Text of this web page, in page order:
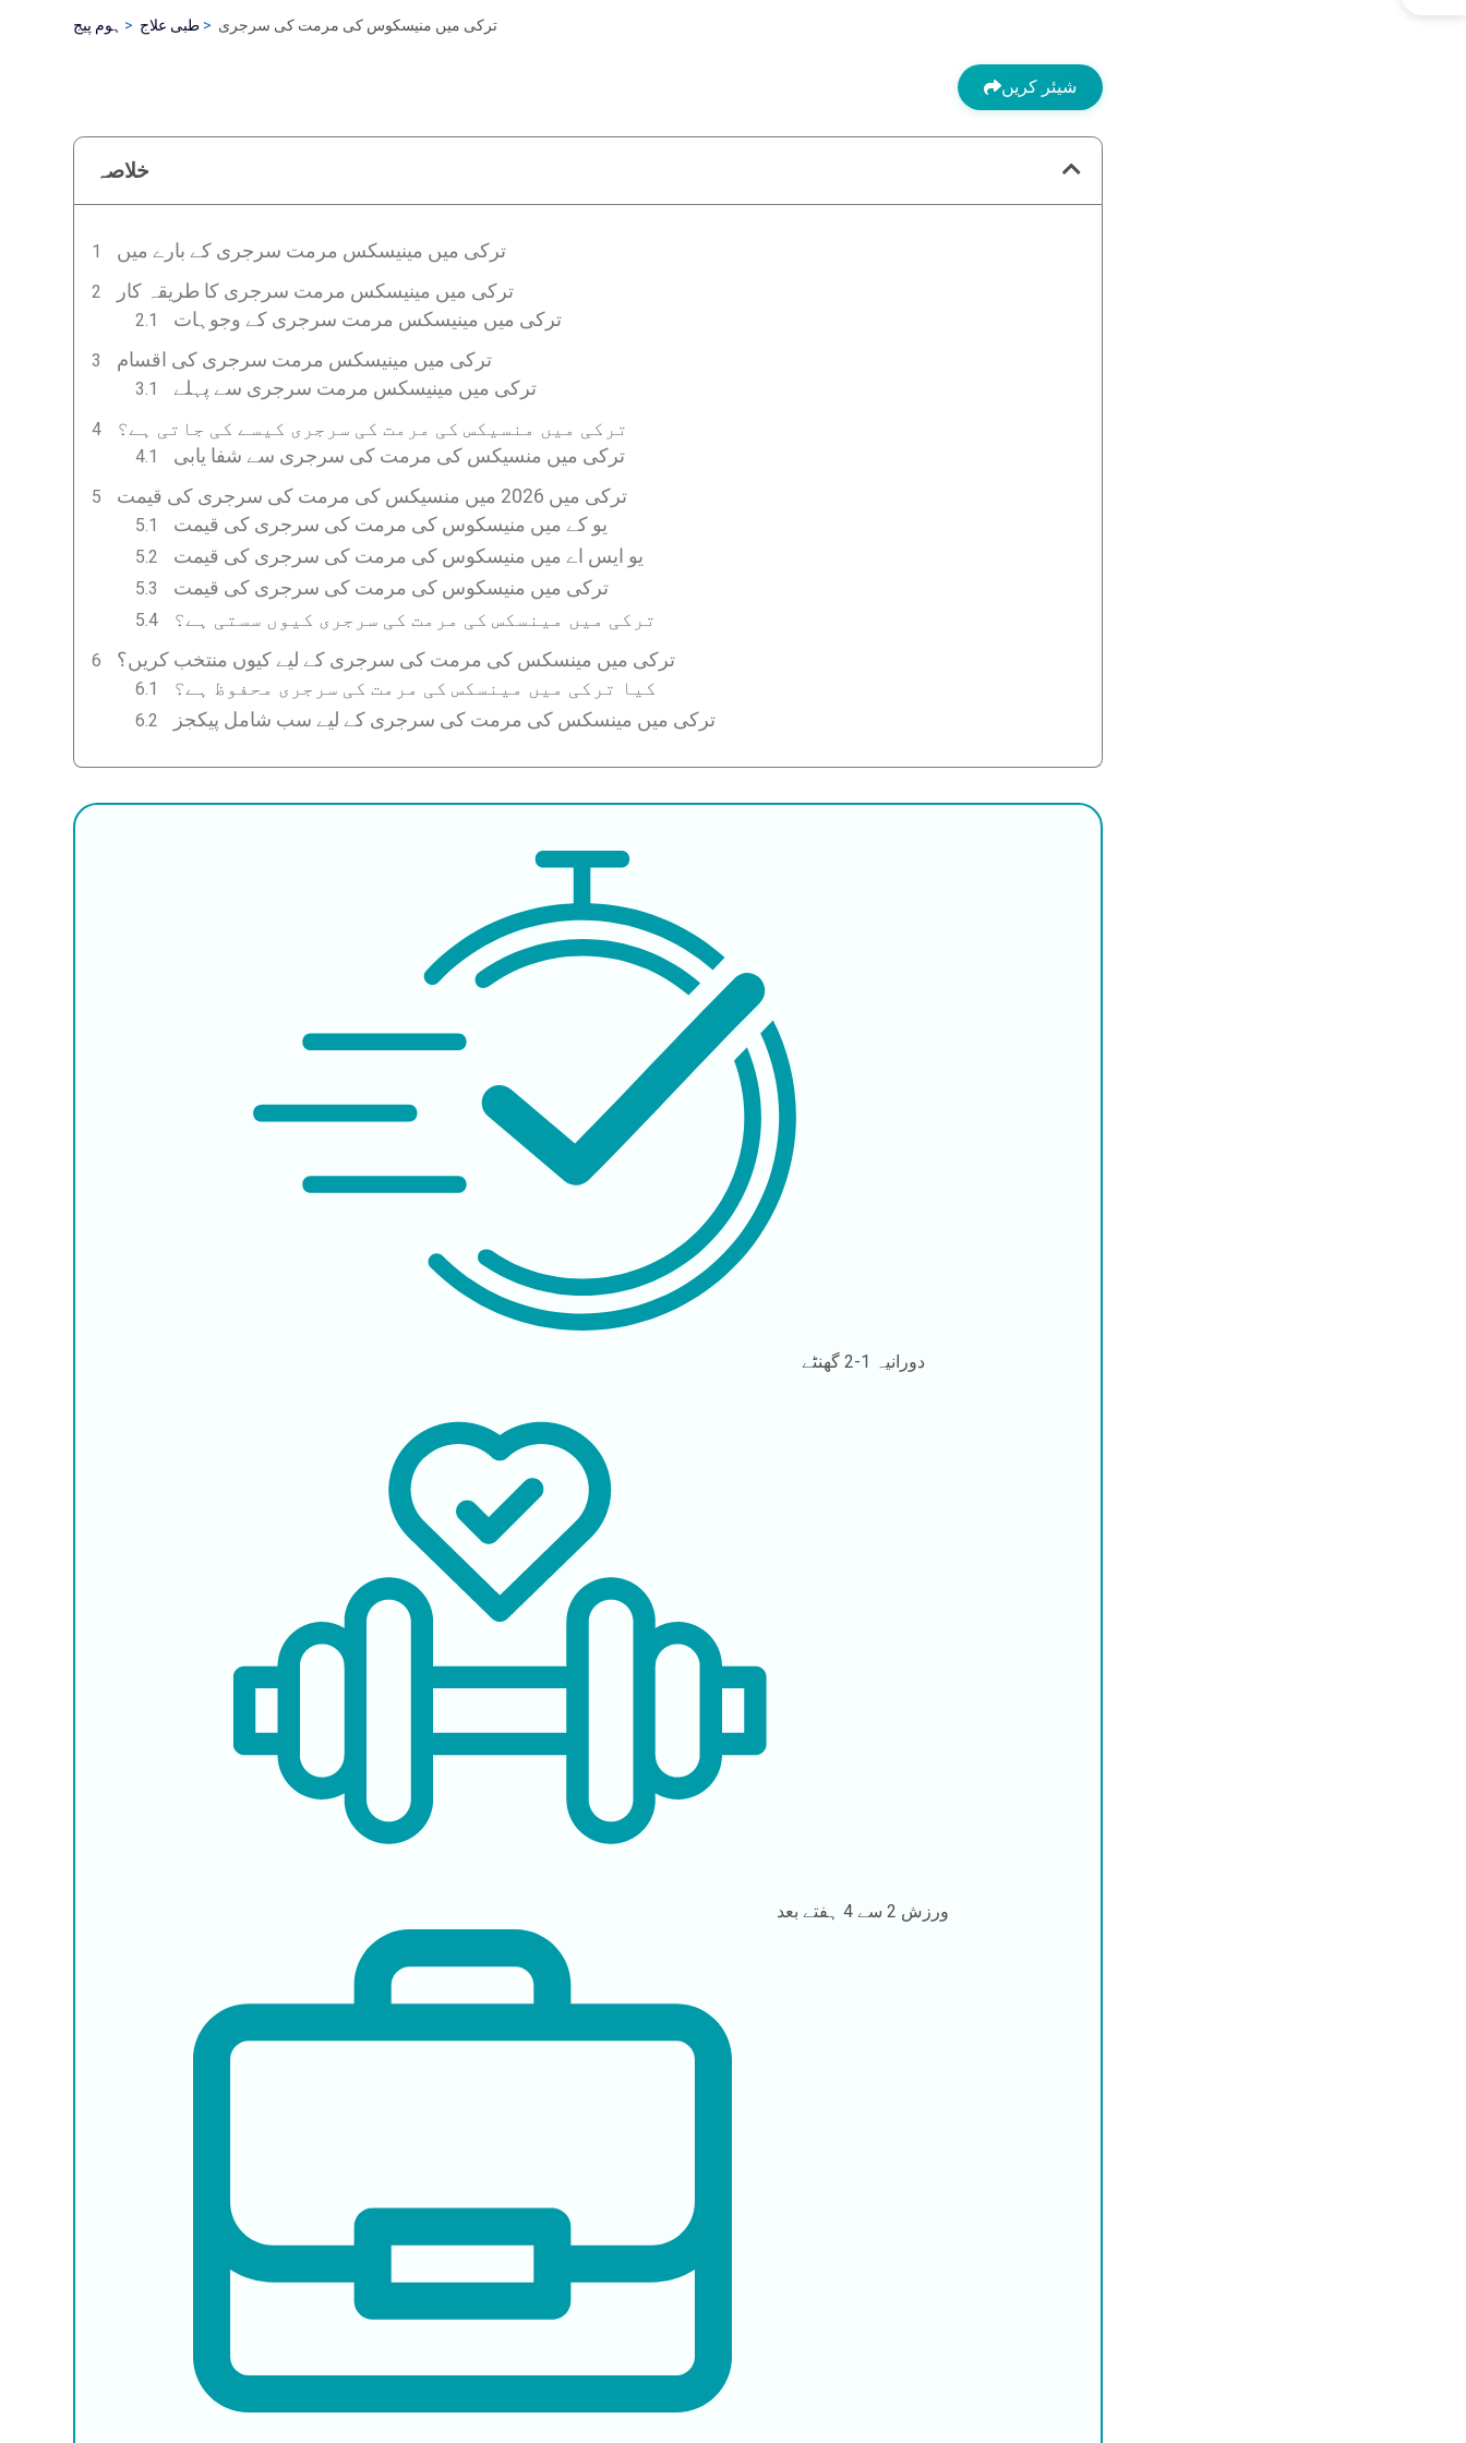
ہوم پیج طبی علاج ترکی میں منیسکوس کی مرمت کی سرجری
شیئر کریں
خلاصہ
ترکی میں مینیسکس مرمت سرجری کے بارے میں
ترکی میں مینیسکس مرمت سرجری کا طریقہ کار
ترکی میں مینیسکس مرمت سرجری کے وجوہات
ترکی میں مینیسکس مرمت سرجری کی اقسام
ترکی میں مینیسکس مرمت سرجری سے پہلے
ترکی میں منسیکس کی مرمت کی سرجری کیسے کی جاتی ہے؟
ترکی میں منسیکس کی مرمت کی سرجری سے شفا یابی
ترکی میں 2026 میں منسیکس کی مرمت کی سرجری کی قیمت
یو کے میں منیسکوس کی مرمت کی سرجری کی قیمت
یو ایس اے میں منیسکوس کی مرمت کی سرجری کی قیمت
ترکی میں منیسکوس کی مرمت کی سرجری کی قیمت
ترکی میں مینسکس کی مرمت کی سرجری کیوں سستی ہے؟
ترکی میں مینسکس کی مرمت کی سرجری کے لیے کیوں منتخب کریں؟
کیا ترکی میں مینسکس کی مرمت کی سرجری محفوظ ہے؟
ترکی میں مینسکس کی مرمت کی سرجری کے لیے سب شامل پیکجز
دورانیہ 1-2 گھنٹے
ورزش 2 سے 4 ہفتے بعد